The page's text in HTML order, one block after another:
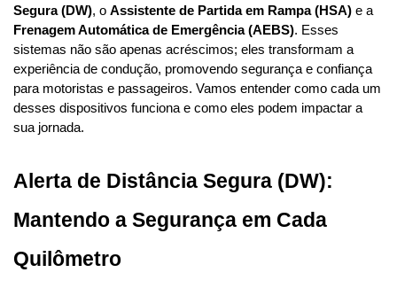
Segura (DW), o Assistente de Partida em Rampa (HSA)
Frenagem Automática de Emergência (AEBS). Esses
sistemas não são apenas acréscimos; eles transformam a
experiência de condução, promovendo segurança e confiança
para motoristas e passageiros. Vamos entender como cada um
desses dispositivos funciona e como eles podem impactar a
sua jornada.
Alerta de Distância Segura (DW):
Mantendo a Segurança em Cada
Quilômetro